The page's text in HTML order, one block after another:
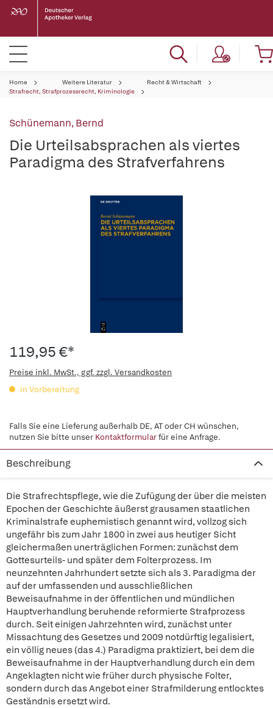
Home Weitere Literatur
Recht & Wirtschaft
Strafrecht, Strafprozessrecht, Kriminologie
Schünemann, Bernd
Die Urteilsabsprachen als viertes
Paradigma des Strafverfahrens
119,95 €*
Preise inkl. MwSt., ggf. zzgl. Versandkosten
in Vorbereitung
Falls Sie eine Lieferung außerhalb DE, AT oder CH wünschen,
nutzen Sie bitte unser Kontaktformularfür eine Anfrage.
Beschreibung
Die Strafrechtspflege, wie die Zufügung der über die meisten
Epochen der Geschichte äußerst grausamen staatlichen
Kriminalstrafe euphemistisch genannt wird, vollzog sich
ungefähr bis zum Jahr 1800 in zwei aus heutiger Sicht
gleichermaßen unerträglichen Formen: zunächst dem
Gottesurteils- und später dem Folterprozess. Im
neunzehnten Jahrhundert setzte sich als 3. Paradigma der
auf der umfassenden und ausschließlichen
Beweisaufnahme in der öffentlichen und mündlichen
Hauptverhandlung beruhende reformierte Strafprozess
durch. Seit einigen Jahrzehnten wird, zunächst unter
Missachtung des Gesetzes und 2009 notdürftig legalisiert,
ein völlig neues (das 4.) Paradigma praktiziert, bei dem die
Beweisaufnahme in der Hauptverhandlung durch ein dem
Angeklagten nicht wie früher durch physische Folter,
sondern durch das Angebot einer Strafmilderung entlocktes
Geständnis ersetzt wird.